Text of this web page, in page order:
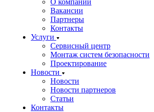
О компании
Вакансии
Партнеры
Контакты
Услуги
Сервисный центр
Монтаж систем безопасности
Проектирование
Новости
Новости
Новости партнеров
Статьи
Контакты